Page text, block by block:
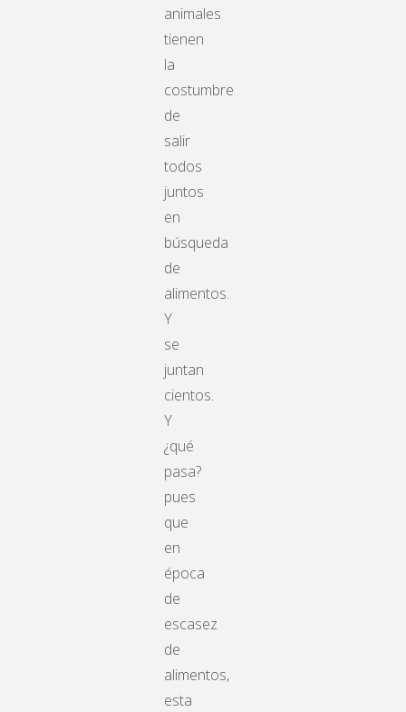
animales
tienen
la
costumbre
de
salir
todos
juntos
en
búsqueda
de
alimentos.
Y
se
juntan
cientos.
Y
¿qué
pasa?
pues
que
en
época
de
escasez
de
alimentos,
esta